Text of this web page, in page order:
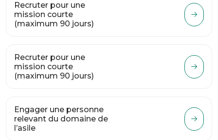
Recruter pour une
mission courte
(maximum 90 jours)
Recruter pour une
mission courte
(maximum 90 jours)
Engager une personne
relevant du domaine de
l’asile